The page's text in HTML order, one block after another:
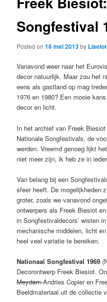
Songfestival
Posted on18 mei 2013by
Vanavond weer naar het
decor natuurlijk. Maar zou het
eens als gastland op mag
1976 en 1980? Een mooie
decor en licht.
In het archief van Freek
Nationale Songfestivals, de
werden. Vreemd genoeg lijkt
niet meer zijn, ik heb ze in
Van belang bij een
sfeer heeft. De mogelijkheden
groter, zoals we vanavond
ontwerpers als Freek Biesiot
in Songfestivaldecors’ wisten
mechanische middelen, licht
heel veel variatie te bereiken.
Nationaal Songfestival 1969
Decorontwerp Freek Biesiot.
MeydamAndries Copier en
Beeldmateriaal uit de collectie